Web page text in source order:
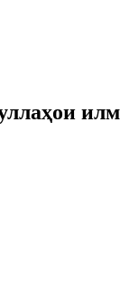
илм